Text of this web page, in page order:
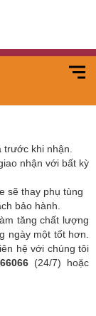
khi nhận.
nhận với bất kỳ
sẽ thay phụ tùng
bảo hành.
tăng chất lượng
ngày một tốt hơn.
hệ với chúng tôi
(24/7) hoặc